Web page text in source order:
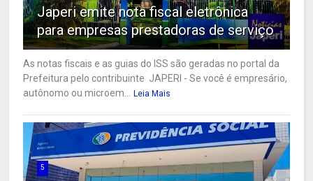
Japeri emite nota fiscal eletrônica
para empresas prestadoras de serviço
As notas fiscais e as guias do ISS são geradas no portal da
Prefeitura pelo contribuinte JAPERI - Se você é empresário,
autônomo ou microem...
Leia Mais
5